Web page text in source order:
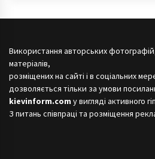
Використання авторських
матеріалів,
розміщених на сайті і в соціальних
дозволяється тільки за умови
kievinform.com у вигляді активного
З питань співпраці та розміщення